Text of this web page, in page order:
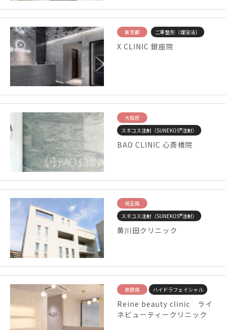
東京都 二重整形（埋没法）
X CLINIC 銀座院
大阪府
スネコス注射（SUNEKOS®注射）
BAO CLINIC 心斎橋院
埼玉県
スネコス注射（SUNEKOS®注射）
黄川田クリニック
奈良県 ハイドラフェイシャル
Reine beauty clinic ライ
ネビューティークリニック